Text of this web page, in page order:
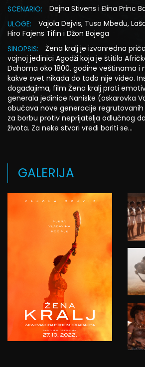
SCENARIO:
Dejna Stivens i Đina Princ
ULOGE:
Vajola Dejvis, Tuso Mbedu,
Hiro Fajens Tifin i Džon Bojega
SINOPSIS:
Žena kralj je izvanredna
vojnoj jedinici Agodži koja je štitila
Dahoma oko 1800. godine veštinama i
kakve svet nikada do tada nije video.
događajima, film Žena kralj prati
generala jedinice Naniske (oskarovka
obučava nove generacije
za borbu protiv neprijatelja odlučnog
života. Za neke stvari vredi boriti se…
GALERIJA